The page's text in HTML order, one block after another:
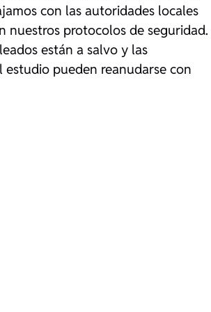
con las autoridades locales
nuestros protocolos de seguridad.
están a salvo y las
estudio pueden reanudarse con